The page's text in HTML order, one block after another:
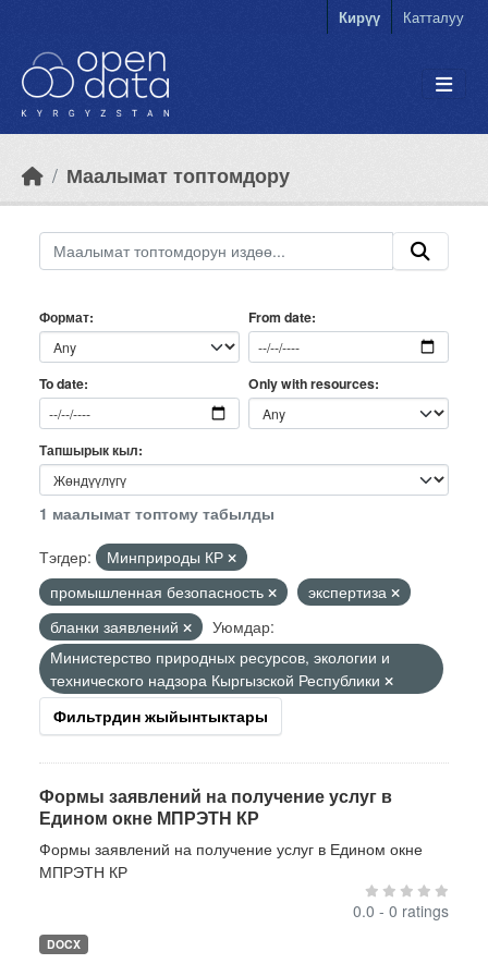
Кирүү Катталуу
Маалымат топтомдору
Формат From date
To date Only with resources
Тапшырык кыл
1 маалымат топтому табылды
Тэгдер:
Минприроды КР
промышленная безопасность
экспертиза
бланки заявлений
Уюмдар:
Министерство природных ресурсов, экологии и
технического надзора Кыргызской Республики
Фильтрдин жыйынтыктары
Формы заявлений на получение услуг в
Едином окне МПРЭТН КР
Формы заявлений на получение услуг в Едином окне
МПРЭТН КР
0.0 - 0 ratings
DOCX